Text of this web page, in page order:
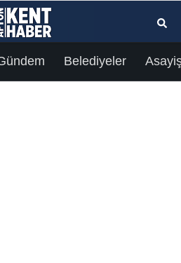
Belediyeler